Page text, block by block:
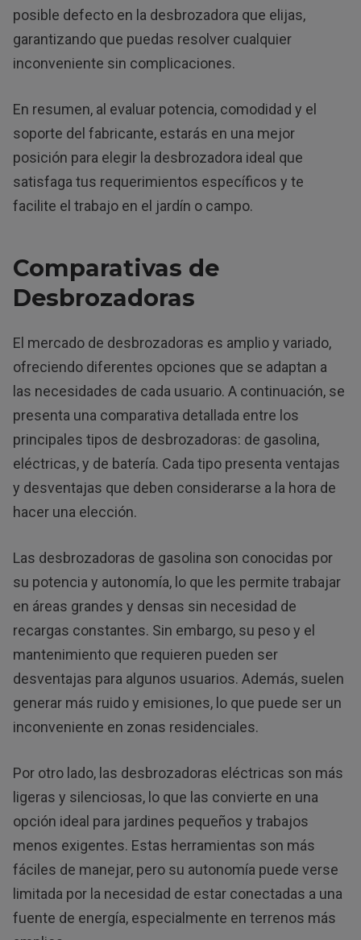
posible defecto en la desbrozadora que elijas,
garantizando que puedas resolver cualquier
inconveniente sin complicaciones.
En resumen, al evaluar potencia, comodidad y el
soporte del fabricante, estarás en una mejor
posición para elegir la desbrozadora ideal que
satisfaga tus requerimientos específicos y te
facilite el trabajo en el jardín o campo.
Comparativas de
Desbrozadoras
El mercado de desbrozadoras es amplio y variado,
ofreciendo diferentes opciones que se adaptan a
las necesidades de cada usuario. A continuación, se
presenta una comparativa detallada entre los
principales tipos de desbrozadoras: de gasolina,
eléctricas, y de batería. Cada tipo presenta ventajas
y desventajas que deben considerarse a la hora de
hacer una elección.
Las desbrozadoras de gasolina son conocidas por
su potencia y autonomía, lo que les permite trabajar
en áreas grandes y densas sin necesidad de
recargas constantes. Sin embargo, su peso y el
mantenimiento que requieren pueden ser
desventajas para algunos usuarios. Además, suelen
generar más ruido y emisiones, lo que puede ser un
inconveniente en zonas residenciales.
Por otro lado, las desbrozadoras eléctricas son más
ligeras y silenciosas, lo que las convierte en una
opción ideal para jardines pequeños y trabajos
menos exigentes. Estas herramientas son más
fáciles de manejar, pero su autonomía puede verse
limitada por la necesidad de estar conectadas a una
fuente de energía, especialmente en terrenos más